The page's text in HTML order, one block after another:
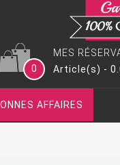
MES
0
Article(s) -
AFFAIRES